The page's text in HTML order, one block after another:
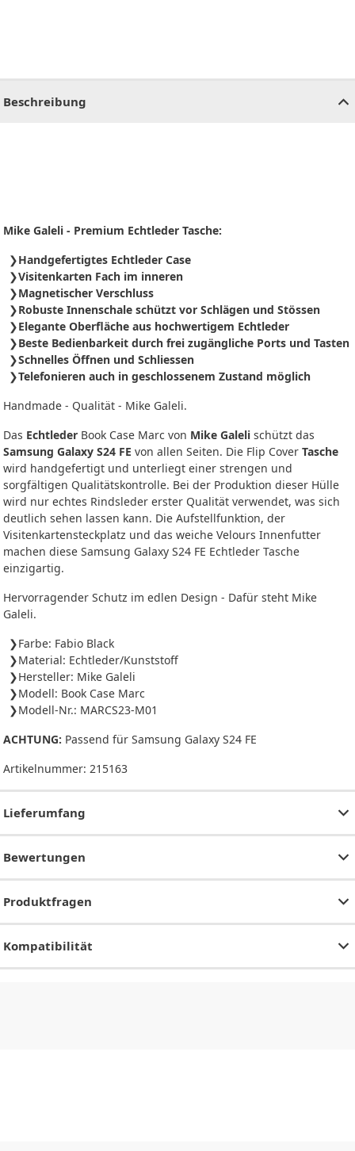
Beschreibung
Mike Galeli - Premium Echtleder Tasche:
Handgefertigtes Echtleder Case
Visitenkarten Fach im inneren
Magnetischer Verschluss
Robuste Innenschale schützt vor Schlägen und Stössen
Elegante Oberfläche aus hochwertigem Echtleder
Beste Bedienbarkeit durch frei zugängliche Ports und Tasten
Schnelles Öffnen und Schliessen
Telefonieren auch in geschlossenem Zustand möglich
Handmade - Qualität - Mike Galeli.
Das Echtleder Book Case Marc von Mike Galeli schützt das
Samsung Galaxy S24 FE von allen Seiten. Die Flip Cover Tasche
wird handgefertigt und unterliegt einer strengen und
sorgfältigen Qualitätskontrolle. Bei der Produktion dieser Hülle
wird nur echtes Rindsleder erster Qualität verwendet, was sich
deutlich sehen lassen kann. Die Aufstellfunktion, der
Visitenkartensteckplatz und das weiche Velours Innenfutter
machen diese Samsung Galaxy S24 FE Echtleder Tasche
einzigartig.
Hervorragender Schutz im edlen Design - Dafür steht Mike
Galeli.
Farbe: Fabio Black
Material: Echtleder/Kunststoff
Hersteller: Mike Galeli
Modell: Book Case Marc
Modell-Nr.: MARCS23-M01
ACHTUNG: Passend für Samsung Galaxy S24 FE
Artikelnummer: 215163
Lieferumfang
Bewertungen
Produktfragen
Kompatibilität